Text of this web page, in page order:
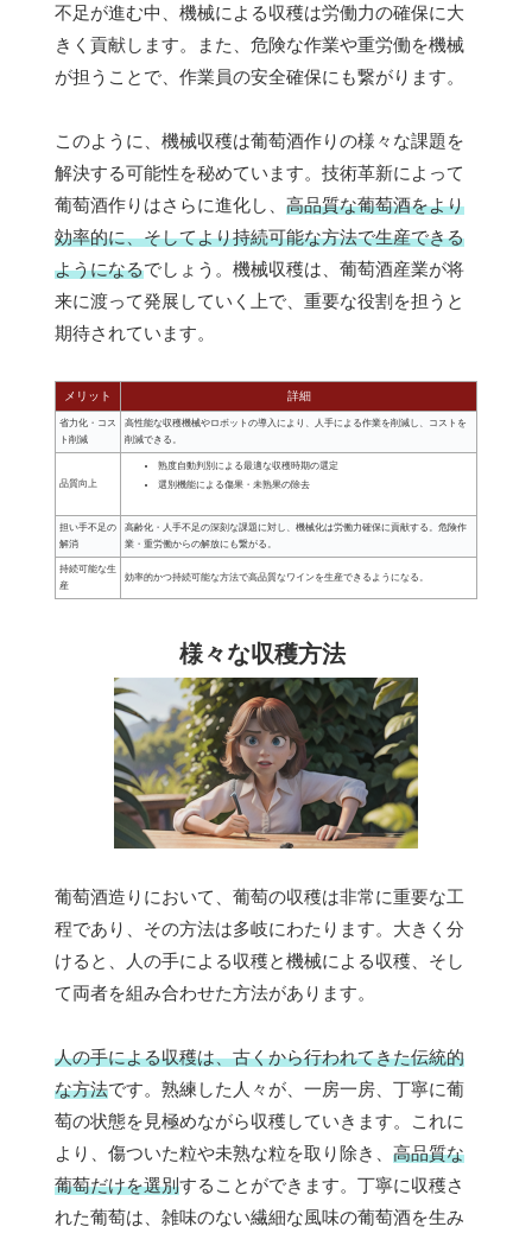
不足が進む中、機械による収穫は労働力の確保に大
きく貢献します。また、危険な作業や重労働を機械
が担うことで、作業員の安全確保にも繋がります。
このように、機械収穫は葡萄酒作りの様々な課題を
解決する可能性を秘めています。技術革新によって
葡萄酒作りはさらに進化し、 高品質な葡萄酒をより
効率的に、そしてより持続可能な方法で生産できる
ようになるでしょう。機械収穫は、葡萄酒産業が将
来に渡って発展していく上で、重要な役割を担うと
期待されています。
メリット 詳細
省力化・コス
ト削減
高性能な収穫機械やロボットの導入により、人手による作業を削減し、コストを
削減できる。
品質向上
熟度自動判別による最適な収穫時期の選定
選別機能による傷果・未熟果の除去
担い手不足の
解消
高齢化・人手不足の深刻な課題に対し、機械化は労働力確保に貢献する。危険作
業・重労働からの解放にも繋がる。
持続可能な生
産
効率的かつ持続可能な方法で高品質なワインを生産できるようになる。
様々な収穫方法
葡萄酒造りにおいて、葡萄の収穫は非常に重要な工
程であり、その方法は多岐にわたります。大きく分
けると、人の手による収穫と機械による収穫、そし
て両者を組み合わせた方法があります。
人の手による収穫は、古くから行われてきた伝統的
な方法です。熟練した人々が、一房一房、丁寧に葡
萄の状態を見極めながら収穫していきます。これに
より、傷ついた粒や未熟な粒を取り除き、 高品質な
葡萄だけを選別することができます。丁寧に収穫さ
れた葡萄は、雑味のない繊細な風味の葡萄酒を生み